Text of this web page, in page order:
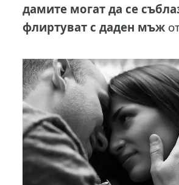
дамите могат да се
флиртуват с даден мъж